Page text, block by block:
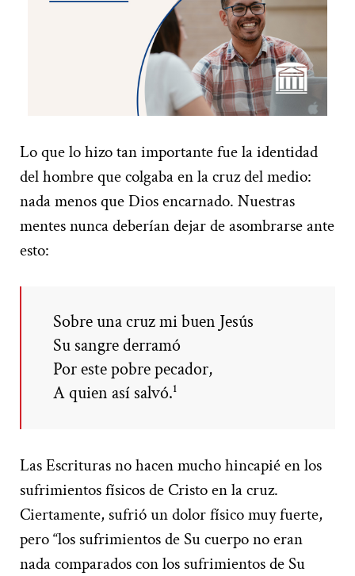
Lo que lo hizo tan importante fue la identidad
del hombre que colgaba en la cruz del medio:
nada menos que Dios encarnado. Nuestras
mentes nunca deberían dejar de asombrarse ante
esto:
Sobre una cruz mi buen Jesús
Su sangre derramó
Por este pobre pecador,
A quien así salvó.¹
Las Escrituras no hacen mucho hincapié en los
sufrimientos físicos de Cristo en la cruz.
Ciertamente, sufrió un dolor físico muy fuerte,
pero “los sufrimientos de Su cuerpo no eran
nada comparados con los sufrimientos de Su